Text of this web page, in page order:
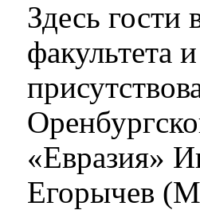
Здесь гости
факультета
«Евразия»
Егорычев